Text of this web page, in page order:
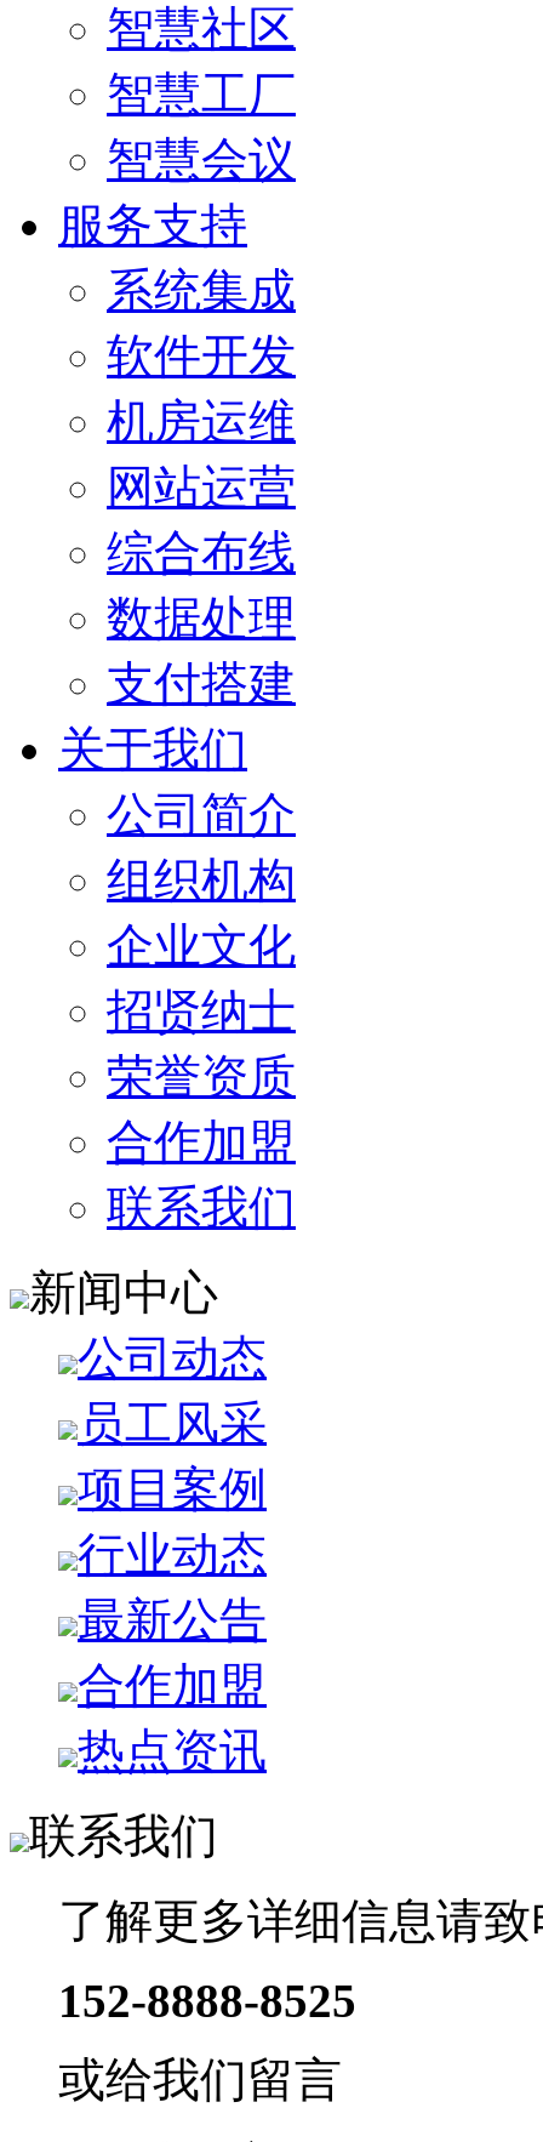
智慧社区
智慧工厂
智慧会议
服务支持
系统集成
软件开发
机房运维
网站运营
综合布线
数据处理
支付搭建
关于我们
公司简介
组织机构
企业文化
招贤纳士
荣誉资质
合作加盟
联系我们
新闻中心
公司动态
员工风采
项目案例
行业动态
最新公告
合作加盟
热点资讯
联系我们
了解更多详细信息请致
152-8888-8525
或给我们留言